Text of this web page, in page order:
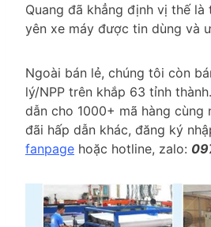
Quang đã khẳng định vị thế là
yên xe máy được tin dùng và
Ngoài bán lẻ, chúng tôi còn
lý/NPP trên khắp 63 tỉnh
dẫn cho 1000+ mã hàng cùng
đãi hấp dẫn khác, đăng ký
fanpage hoặc hotline, zalo: